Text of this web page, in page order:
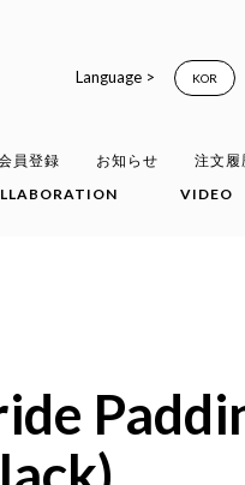
Language > KOR
員登録 お知らせ 注文履
VIDEO